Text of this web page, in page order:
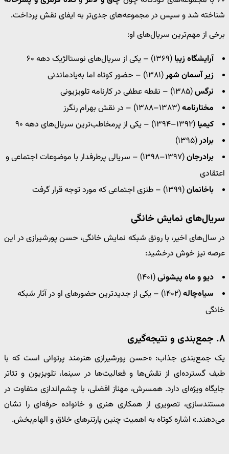
شناخته شد و سپس در مجموعه‌های جدی‌تر به ایفای نقش پرداخت.
برخی از مهم‌ترین سریال‌های او:
آرایشگاه زیبا (۱۳۶۹) – یکی از سریال‌های نوستالژیک دهه ۶۰
زیر آسمان شهر(۱۳۸۱) – حضور کوتاه اما به‌یادماندنی
نرگس(۱۳۸۵) – نقطه عطفی در کارنامه تلویزیونی
مختارنامه(۱۳۸۳–۱۳۸۸) – در نقش بهرام رنگرز
کیمیا (۱۳۹۲–۱۳۹۴) – یکی از پرمخاطب‌ترین سریال‌های دهه ۹۰
برادر(۱۳۹۵)
برادرجان
(۱۳۹۷–۱۳۹۸) – سریالی پرطرفدار با موضوعات اجتماعی و
اعتقادی
باخانمان(۱۳۹۹) – طنزی اجتماعی که مورد توجه قرار گرفت
سریال‌های نمایش خانگی
در سال‌های اخیر، با رونق شبکه نمایش خانگی، حسن پورشیرازی در این
عرصه نیز خوش درخشید:
دیو و ماه پیشونی(۱۴۰۱)
سیاه‌چاله
(۱۴۰۲) – یکی از جدیدترین حضورهای او در آثار شبکه
خانگی
۸. جمع‌بندی و نتیجه‌گیری
یک جمع‌بندی جذاب: «حسن پورشیرازی هنرمند پرتوانی است که با
طیف گسترده‌ای از نقش‌ها و فعالیت‌ها در سینما، تلویزیون و تئاتر
جایگاه ویژه‌ای دارد. همسرش، مهناز افضلی، با چشم‌اندازی متفاوت در
مستندسازی، تصویری از همکاری هنری و خانواده حرفه‌ای را نشان
می‌دهند.» اشاره کوتاه به اهمیت چنین پارتنرهای خلاق و الهام‌بخش.